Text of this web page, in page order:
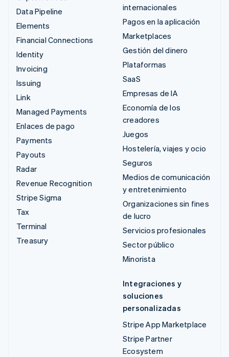
Data Pipeline
Elements
Financial Connections
Identity
Invoicing
Issuing
Link
Managed Payments
Enlaces de pago
Payments
Payouts
Radar
Revenue Recognition
Stripe Sigma
Tax
Terminal
Treasury
internacionales
Pagos en la aplicación
Marketplaces
Gestión del dinero
Plataformas
SaaS
Empresas de IA
Economía de los
creadores
Juegos
Hostelería, viajes y ocio
Seguros
Medios de comunicación
y entretenimiento
Organizaciones sin fines
de lucro
Servicios profesionales
Sector público
Minorista
Integraciones y
soluciones
personalizadas
Stripe App Marketplace
Stripe Partner
Ecosystem